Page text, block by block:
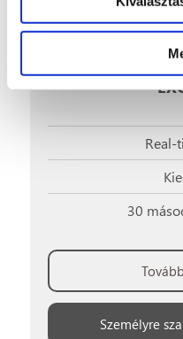
+ -
Real-
30
Személyre